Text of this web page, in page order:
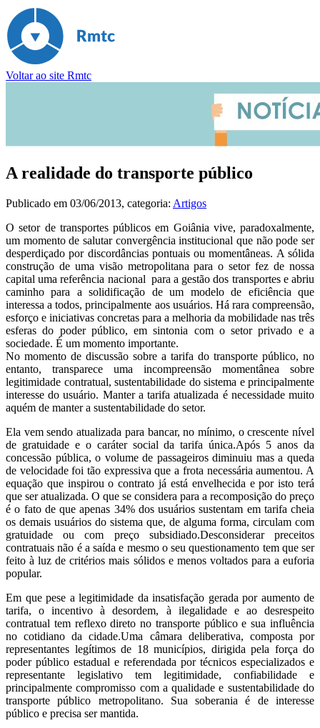
Voltar ao site Rmtc
A realidade do transporte público
Publicado em 03/06/2013, categoria: Artigos
O setor de transportes públicos em Goiânia vive, paradoxalmente,
um momento de salutar convergência institucional que não pode ser
desperdiçado por discordâncias pontuais ou momentâneas. A sólida
construção de uma visão metropolitana para o setor fez de nossa
capital uma referência nacional para a gestão dos transportes e abriu
caminho para a solidificação de um modelo de eficiência que
interessa a todos, principalmente aos usuários. Há rara compreensão,
esforço e iniciativas concretas para a melhoria da mobilidade nas três
esferas do poder público, em sintonia com o setor privado e a
sociedade. É um momento importante.
No momento de discussão sobre a tarifa do transporte público, no
entanto, transparece uma incompreensão momentânea sobre
legitimidade contratual, sustentabilidade do sistema e principalmente
interesse do usuário. Manter a tarifa atualizada é necessidade muito
aquém de manter a sustentabilidade do setor.
Ela vem sendo atualizada para bancar, no mínimo, o crescente nível
de gratuidade e o caráter social da tarifa única.Após 5 anos da
concessão pública, o volume de passageiros diminuiu mas a queda
de velocidade foi tão expressiva que a frota necessária aumentou. A
equação que inspirou o contrato já está envelhecida e por isto terá
que ser atualizada. O que se considera para a recomposição do preço
é o fato de que apenas 34% dos usuários sustentam em tarifa cheia
os demais usuários do sistema que, de alguma forma, circulam com
gratuidade ou com preço subsidiado.Desconsiderar preceitos
contratuais não é a saída e mesmo o seu questionamento tem que ser
feito à luz de critérios mais sólidos e menos voltados para a euforia
popular.
Em que pese a legitimidade da insatisfação gerada por aumento de
tarifa, o incentivo à desordem, à ilegalidade e ao desrespeito
contratual tem reflexo direto no transporte público e sua influência
no cotidiano da cidade.Uma câmara deliberativa, composta por
representantes legítimos de 18 municípios, dirigida pela força do
poder público estadual e referendada por técnicos especializados e
representante legislativo tem legitimidade, confiabilidade e
principalmente compromisso com a qualidade e sustentabilidade do
transporte público metropolitano. Sua soberania é de interesse
público e precisa ser mantida.